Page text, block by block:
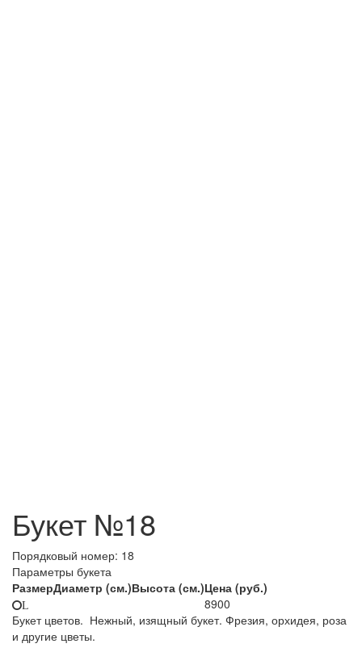
Букет №18
Порядковый номер: 18
Параметры букета
РазмерДиаметр (см.)Высота (см.)Цена (руб.)
L
8900
Букет цветов. Нежный, изящный букет. Фрезия, орхидея, роза
и другие цветы.